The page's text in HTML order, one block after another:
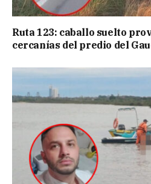
Ruta 123: caballo suelto
cercanías del predio del